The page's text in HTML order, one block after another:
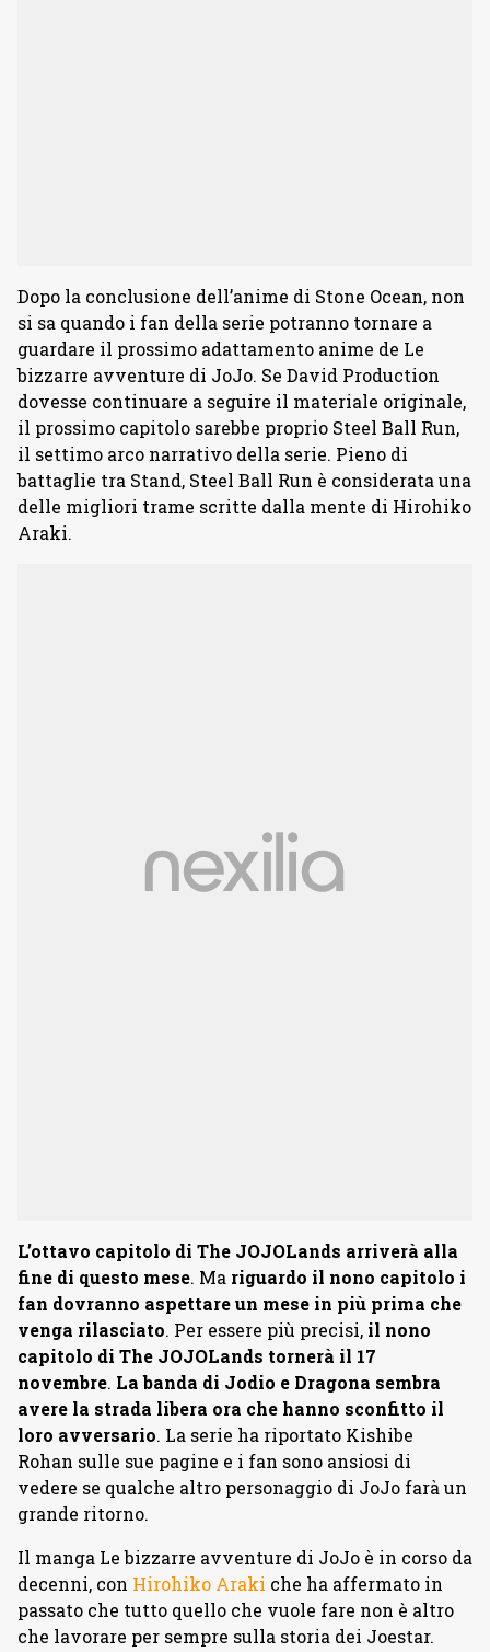
Dopo la conclusione dell’anime di Stone Ocean, non
si sa quando i fan della serie potranno tornare a
guardare il prossimo adattamento anime de Le
bizzarre avventure di JoJo. Se David Production
dovesse continuare a seguire il materiale originale,
il prossimo capitolo sarebbe proprio Steel Ball Run,
il settimo arco narrativo della serie. Pieno di
battaglie tra Stand, Steel Ball Run è considerata una
delle migliori trame scritte dalla mente di Hirohiko
Araki.
L’ottavo capitolo di The JOJOLands arriverà alla
fine di questo mese. Ma riguardo il nono capitolo i
fan dovranno aspettare un mese in più prima che
venga rilasciato. Per essere più precisi, il nono
capitolo di The JOJOLands tornerà il 17
novembre. La banda di Jodio e Dragona sembra
avere la strada libera ora che hanno sconfitto il
loro avversario. La serie ha riportato Kishibe
Rohan sulle sue pagine e i fan sono ansiosi di
vedere se qualche altro personaggio di JoJo farà un
grande ritorno.
Il manga Le bizzarre avventure di JoJo è in corso da
decenni, con Hirohiko Araki che ha affermato in
passato che tutto quello che vuole fare non è altro
che lavorare per sempre sulla storia dei Joestar.